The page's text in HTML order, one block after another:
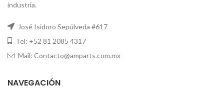
industria.
José Isidoro Sepúlveda #617
Tel: +52 81 2085 4317
Mail: Contacto@amparts.com.mx
NAVEGACIÓN